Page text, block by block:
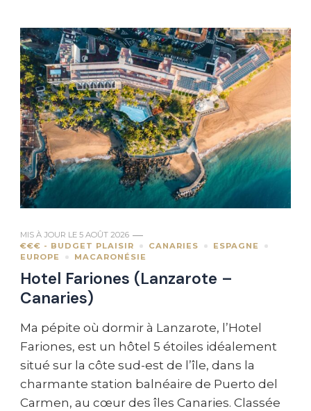
MIS À JOUR LE 5 AOÛT 2026
€€€ - BUDGET PLAISIR
CANARIES
ESPAGNE
EUROPE
MACARONÉSIE
Hotel Fariones (Lanzarote –
Canaries)
Ma pépite où dormir à Lanzarote, l’Hotel
Fariones, est un hôtel 5 étoiles idéalement
situé sur la côte sud-est de l’île, dans la
charmante station balnéaire de Puerto del
Carmen, au cœur des îles Canaries. Classée